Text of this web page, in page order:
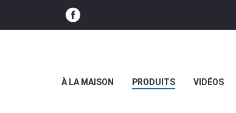
À LA MAISON PRODUITS VIDÉOS